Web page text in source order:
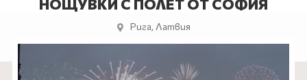
ГЪРЦИЯ
ТУРЦИЯ
НОЩУВКИ С ПОЛЕТ ОТ СОФИЯ
Рига, Латвия